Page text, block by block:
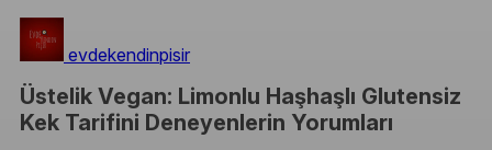
evdekendinpisir
Üstelik Vegan: Limonlu Haşhaşlı Glutensiz
Kek Tarifini Deneyenlerin Yorumları